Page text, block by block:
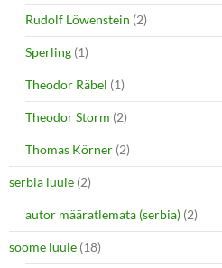
Rudolf Löwenstein (2)
Sperling (1)
Theodor Räbel (1)
Theodor Storm (2)
Thomas Körner (2)
serbia luule (2)
autor määratlemata (serbia) (2)
soome luule (18)